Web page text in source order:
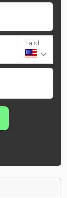
Land